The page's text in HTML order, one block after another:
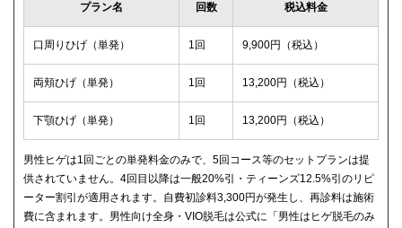
プラン名 回数 税込料金
口周りひげ（単発） 1回 9,900円（税込）
両頬ひげ（単発） 1回 13,200円（税込）
下顎ひげ（単発） 1回 13,200円（税込）
男性ヒゲは1回ごとの単発料金のみで、5回コース等のセットプランは提
供されていません。4回目以降は一般20%引・ティーンズ12.5%引のリピ
ーター割引が適用されます。自費初診料3,300円が発生し、再診料は施術
費に含まれます。男性向け全身・VIO脱毛は公式に「男性はヒゲ脱毛のみ